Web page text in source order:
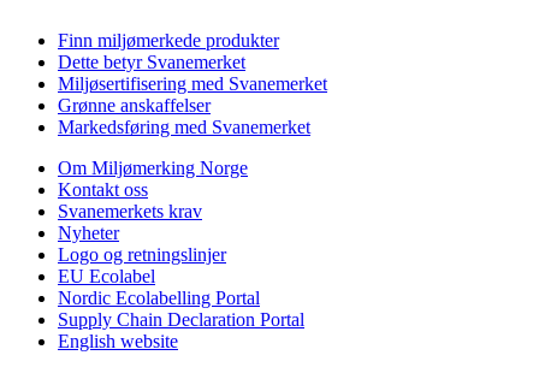
Finn miljømerkede produkter
Dette betyr Svanemerket
Miljøsertifisering med Svanemerket
Grønne anskaffelser
Markedsføring med Svanemerket
Om Miljømerking Norge
Kontakt oss
Svanemerkets krav
Nyheter
Logo og retningslinjer
EU Ecolabel
Nordic Ecolabelling Portal
Supply Chain Declaration Portal
English website